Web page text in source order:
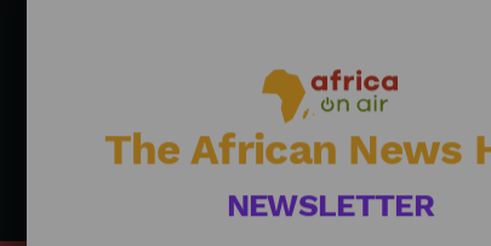
The African News
NEWSLETTER